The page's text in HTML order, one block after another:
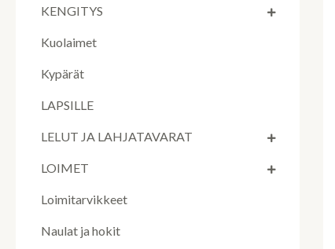
KENGITYS
Kuolaimet
Kypärät
LAPSILLE
LELUT JA LAHJATAVARAT
LOIMET
Loimitarvikkeet
Naulat ja hokit